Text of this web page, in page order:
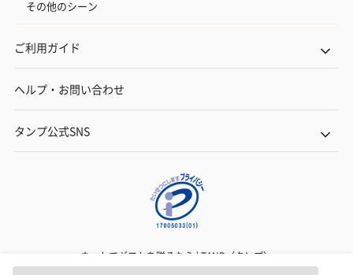
フラッグカプセル：イ
ンセンススティック
（END）（880円）
ンセンススティック
ショートイン
（GRAPE
お酒を同梱してお届けいたします。
※20歳未満の方への酒類の販売はいたしません。
その他のシーン
ご利用ガイド
ヘルプ・お問い合わせ
タンプ公式SNS
ネットでギフトを贈るなら | TANP（タンプ）